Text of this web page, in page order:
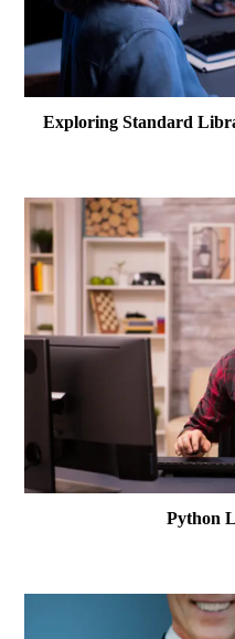
Exploring Standard
Python